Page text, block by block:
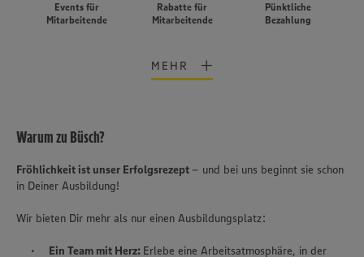
Events für
Mitarbeitende
Rabatte für
Mitarbeitende
Pünktliche
Bezahlung
MEHR
Warum zu Büsch?
Fröhlichkeit ist unser Erfolgsrezept – und bei uns beginnt sie schon
in Deiner Ausbildung!
Wir bieten Dir mehr als nur einen Ausbildungsplatz:
Ein Team mit Herz: Erlebe eine Arbeitsatmosphäre, in der